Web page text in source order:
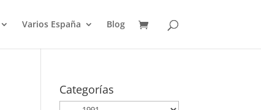
Varios España Blog
Categorías